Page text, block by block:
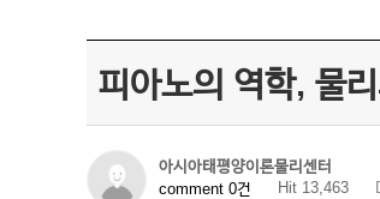
피아노의 역학, 물
아시아태평양이론물리센터
comment 0건
Hit 13,463